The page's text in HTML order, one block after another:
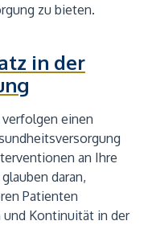
zu bieten.
in der
einen
an Ihre
daran,
Patienten
und Kontinuität in der